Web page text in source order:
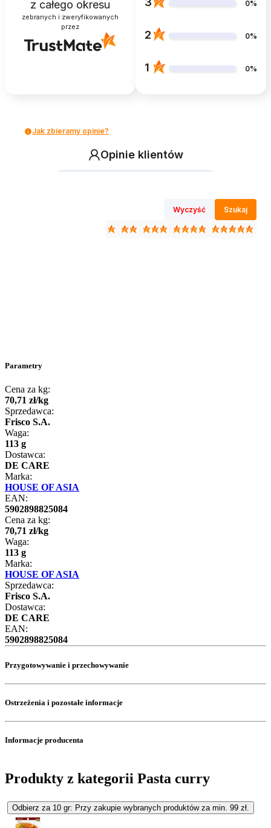
z całego okresu
zebranych i zweryfikowanych
przez
0%
2 0%
1 0%
Jak zbieramy opinie?
Opinie klientów
Wyczyść Szukaj
Parametry
Cena za kg:
70,71 zł/kg
Sprzedawca:
Frisco S.A.
Waga:
113 g
Dostawca:
DE CARE
Marka:
HOUSE OF ASIA
EAN:
5902898825084
Cena za kg:
70,71 zł/kg
Waga:
113 g
Marka:
HOUSE OF ASIA
Sprzedawca:
Frisco S.A.
Dostawca:
DE CARE
EAN:
5902898825084
Przygotowywanie i przechowywanie
Ostrzeżenia i pozostałe informacje
Informacje producenta
Produkty z kategorii Pasta curry
Odbierz za 10 gr: Przy zakupie wybranych produktów za min. 99 zł.